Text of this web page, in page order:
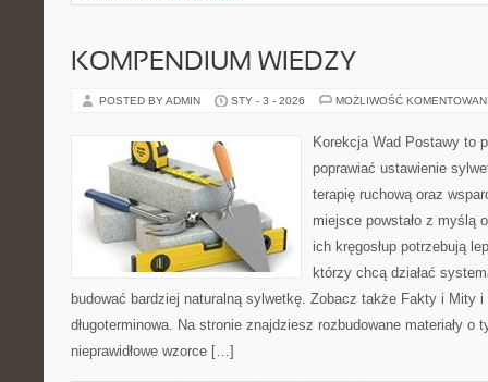
KOMPENDIUM WIEDZY
POSTED BY ADMIN STY - 3 - 2026 MOŻLIWOŚĆ
Korekcja Wad Postawy to
poprawiać ustawienie
terapię ruchową oraz
miejsce powstało z myślą
ich kręgosłup potrzebują
którzy chcą działać
budować bardziej naturalną sylwetkę. Zobacz także Fakty i Mity i
długoterminowa. Na stronie znajdziesz rozbudowane materiały o
nieprawidłowe wzorce […]